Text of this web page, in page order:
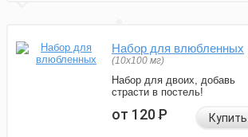
Набор для влюбленных
(10х100 мг)
Набор для двоих, добавь
страсти в постель!
от 120Р Купить